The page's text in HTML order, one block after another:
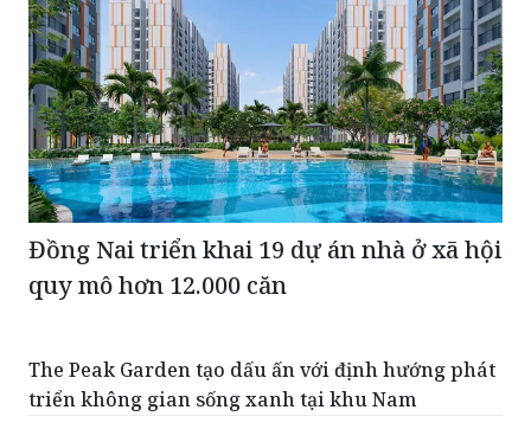
Đồng Nai triển khai 19 dự án nhà ở xã hội
quy mô hơn 12.000 căn
The Peak Garden tạo dấu ấn với định hướng phát
triển không gian sống xanh tại khu Nam